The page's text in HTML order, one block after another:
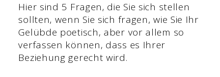
Hier sind 5 Fragen, die Sie sich stellen
sollten, wenn Sie sich fragen, wie Sie Ihr
Gelübde poetisch, aber vor allem so
verfassen können, dass es Ihrer
Beziehung gerecht wird.